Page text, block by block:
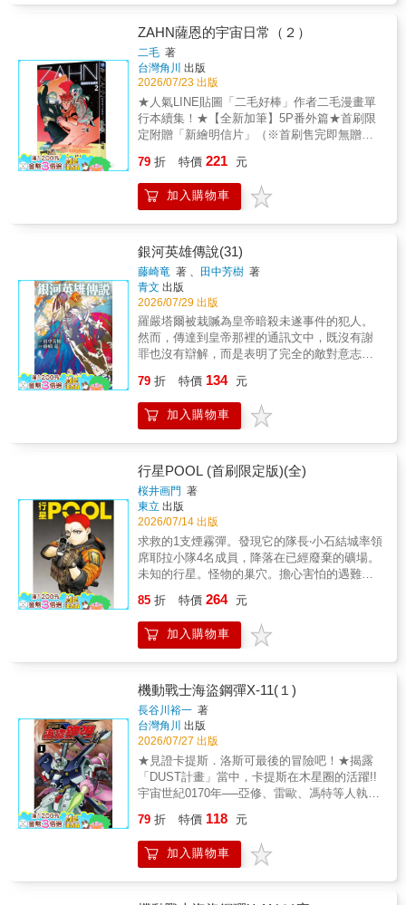
涅墨西斯，以及效忠她的眾英魂士展開攻勢。
聖闘士尚未歸來的大地面臨了危機！此時挺身
而出的乃是七大洋霸主海皇波賽頓!!
ZAHN薩恩的宇宙日常（２）
二毛 著
台灣角川 出版
2026/07/23 出版
★人氣LINE貼圖「二毛好棒」作者二毛漫畫單
行本續集！★【全新加筆】5P番外篇★首刷限
定附贈「新繪明信片」（※首刷售完即無贈
是我需要你相信我做的選擇， 相信我有能
力，相信我能做到！」為了改變社會大眾對
「阿法特」薩恩的印象，監護人克魯德打算安
義，前往兒童收容所進行調查。在調查過程
中，薩恩跟克魯德看著對方的行動，決定好好
溝通、和好，然而，他們卻在這時遭到襲
擊……©二毛
79 折 特價 221 元
加入購物車
銀河英雄傳說(31)
藤崎竜 著 、 田中芳樹 著
青文 出版
2026/07/29 出版
羅嚴塔爾被栽贓為皇帝暗殺未遂事件的犯人。
然而，傳達到皇帝那裡的通訊文中，既沒有謝
罪也沒有辯解，而是表明了完全的敵對意志！
亞下達了討伐命令，但……本書特色1.史詩般
經典科幻巨作華麗重現，再度踏上星辰大海的
征途。2.銀河帝國與自由行星同盟，專制政治
術師」楊威利這兩名英雄的出現，人類的命運
即將改變。3.《銀河英雄傳說Die Neue
These》TV動畫第五季製作中!!!
79 折 特價 134 元
加入購物車
行星POOL (首刷限定版)(全)
桜井画門 著
東立 出版
2026/07/14 出版
求救的1支煙霧彈。發現它的隊長‧小石結城率領
席耶拉小隊4名成員，降落在已經廢棄的礦場。
未知的行星。怪物的巢穴。擔心害怕的遇難
限定金屬卡 約10*15cm 紙票券卡 約
7.5*17.5cm 紙
85 折 特價 264 元
加入購物車
機動戰士海盜鋼彈X-11(１)
長谷川裕一 著
台灣角川 出版
2026/07/27 出版
★見證卡提斯．洛斯可最後的冒險吧！★揭露
「DUST計畫」當中，卡提斯在木星圈的活躍!!
宇宙世紀0170年──亞修、雷歐、馮特等人執行
斯．洛斯可在木星圈做了些什麼？這是卡提
斯．洛斯可最後的冒險！©Yuichi Hasegawa
2022 ©SUNRISE / KADOKAWA
79 折 特價 118 元
加入購物車